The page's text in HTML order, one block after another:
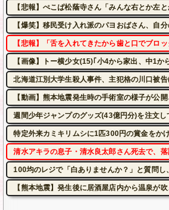
【悲報】ぺこぱ松蔭寺さん「みんな右とか左
【爆笑】移民受け入れ派のパヨおばさん、自
【悲報】「舌を入れてきたから歯と口でブロ
【画像】トー横少女(15)｢小4から家出、中1
北海道江別大学生殺人事件、主犯格の川口被
【動画】熊本地震発生時の手術室の様子が公
週間少年ジャンプのグッズ(43億円分)を注文
特定外来カミキリムシに1匹300円の賞金をか
清水アキラの息子・清水良太郎さん死去で、
100均のレジで「白ありませんか？」と質問
【熊本地震】発生後に居酒屋店内から温泉が